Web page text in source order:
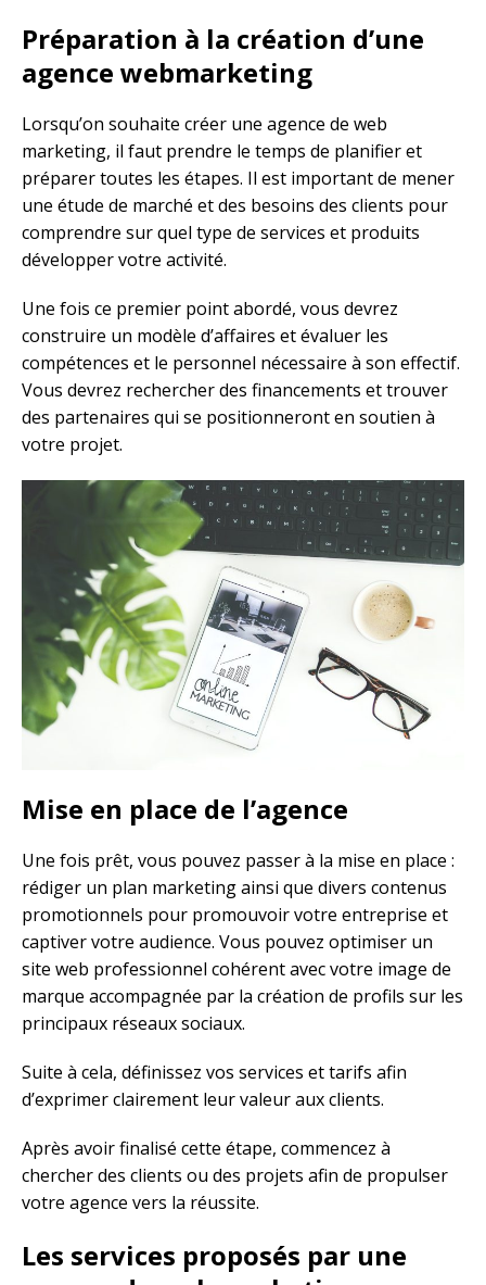
Préparation à la création d’une
agence webmarketing
Lorsqu’on souhaite créer une agence de web
marketing, il faut prendre le temps de planifier et
préparer toutes les étapes. Il est important de mener
une étude de marché et des besoins des clients pour
comprendre sur quel type de services et produits
développer votre activité.
Une fois ce premier point abordé, vous devrez
construire un modèle d’affaires et évaluer les
compétences et le personnel nécessaire à son effectif.
Vous devrez rechercher des financements et trouver
des partenaires qui se positionneront en soutien à
votre projet.
Mise en place de l’agence
Une fois prêt, vous pouvez passer à la mise en place :
rédiger un plan marketing ainsi que divers contenus
promotionnels pour promouvoir votre entreprise et
captiver votre audience. Vous pouvez optimiser un
site web professionnel cohérent avec votre image de
marque accompagnée par la création de profils sur les
principaux réseaux sociaux.
Suite à cela, définissez vos services et tarifs afin
d’exprimer clairement leur valeur aux clients.
Après avoir finalisé cette étape, commencez à
chercher des clients ou des projets afin de propulser
votre agence vers la réussite.
Les services proposés par une